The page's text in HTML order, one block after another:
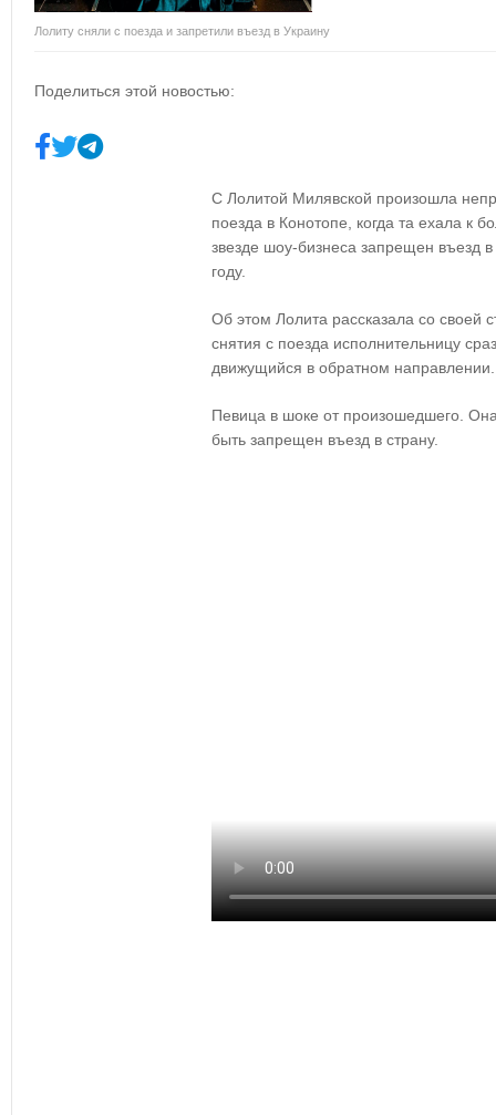
Лолиту сняли с поезда и запретили въезд в Украину
Поделиться этой новостью:
С Лолитой Милявской произошла
поезда в Конотопе, когда та ехала к
звезде шоу-бизнеса запрещен въезд
году.
Об этом Лолита рассказала со своей
снятия с поезда исполнительницу
движущийся в обратном направлении.
Певица в шоке от произошедшего.
быть запрещен въезд в страну.